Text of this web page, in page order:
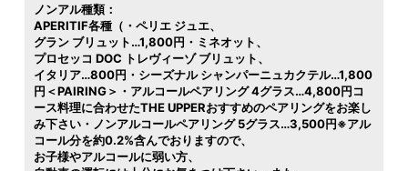
ノンアル種類：
APERITIF各種（・ペリエ ジュエ
グラン ブリュット…1,800円・ミネオット
プロセッコ DOC トレヴィーゾ ブリュット
イタリア…800円・シーズナル シャンパーニュカクテル…1,800
円＜PAIRING＞・アルコールペアリング 4グラス…4,800円コ
ース料理に合わせたTHE UPPERおすすめのペアリングをお楽し
み下さい・ノンアルコールペアリング 5グラス…3,500円※アル
コール分を約0.2%含んでおりますので
お子様やアルコールに弱い方